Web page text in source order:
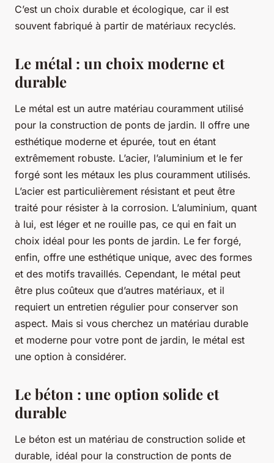
C’est un choix durable et écologique, car il est
souvent fabriqué à partir de matériaux recyclés.
Le métal : un choix moderne et
durable
Le métal est un autre matériau couramment utilisé
pour la construction de ponts de jardin. Il offre une
esthétique moderne et épurée, tout en étant
extrêmement robuste. L’acier, l’aluminium et le fer
forgé sont les métaux les plus couramment utilisés.
L’acier est particulièrement résistant et peut être
traité pour résister à la corrosion. L’aluminium, quant
à lui, est léger et ne rouille pas, ce qui en fait un
choix idéal pour les ponts de jardin. Le fer forgé,
enfin, offre une esthétique unique, avec des formes
et des motifs travaillés. Cependant, le métal peut
être plus coûteux que d’autres matériaux, et il
requiert un entretien régulier pour conserver son
aspect. Mais si vous cherchez un matériau durable
et moderne pour votre pont de jardin, le métal est
une option à considérer.
Le béton : une option solide et
durable
Le béton est un matériau de construction solide et
durable, idéal pour la construction de ponts de